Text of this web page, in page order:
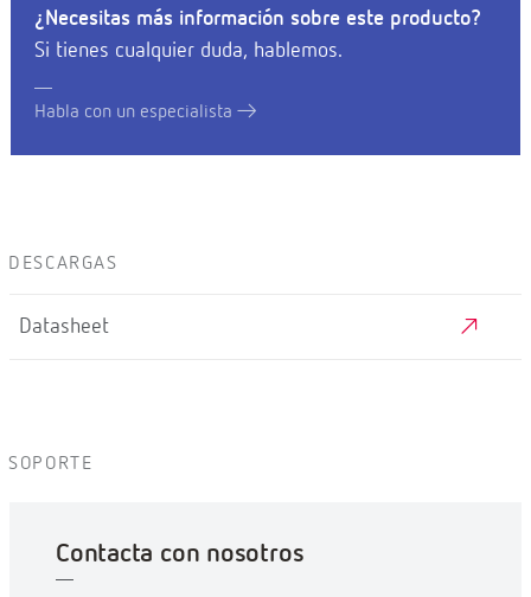
¿Necesitas más información sobre este producto?
Si tienes cualquier duda, hablemos.
Habla con un especialista
DESCARGAS
Datasheet
SOPORTE
Contacta con nosotros